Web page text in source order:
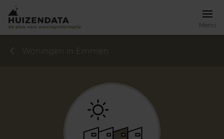
Menu
Woningen in Emmen